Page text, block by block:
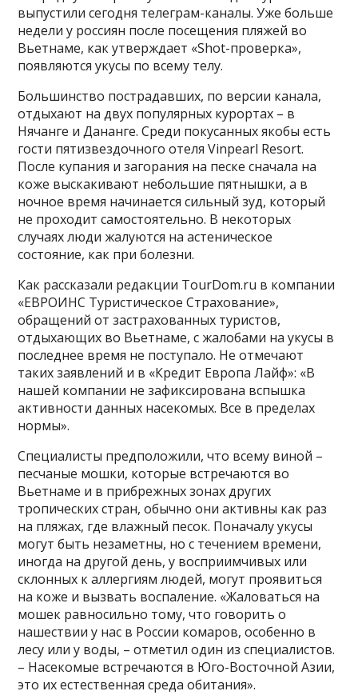
выпустили сегодня телеграм-каналы. Уже больше
недели у россиян после посещения пляжей во
Вьетнаме, как утверждает «Shot-проверка»,
появляются укусы по всему телу.
Большинство пострадавших, по версии канала,
отдыхают на двух популярных курортах – в
Нячанге и Дананге. Среди покусанных якобы есть
гости пятизвездочного отеля Vinpearl Resort.
После купания и загорания на песке сначала на
коже выскакивают небольшие пятнышки, а в
ночное время начинается сильный зуд, который
не проходит самостоятельно. В некоторых
случаях люди жалуются на астеническое
состояние, как при болезни.
Как рассказали редакции TourDom.ru в компании
«ЕВРОИНС Туристическое Страхование»,
обращений от застрахованных туристов,
отдыхающих во Вьетнаме, с жалобами на укусы в
последнее время не поступало. Не отмечают
таких заявлений и в «Кредит Европа Лайф»: «В
нашей компании не зафиксирована вспышка
активности данных насекомых. Все в пределах
нормы».
Специалисты предположили, что всему виной –
песчаные мошки, которые встречаются во
Вьетнаме и в прибрежных зонах других
тропических стран, обычно они активны как раз
на пляжах, где влажный песок. Поначалу укусы
могут быть незаметны, но с течением времени,
иногда на другой день, у восприимчивых или
склонных к аллергиям людей, могут проявиться
на коже и вызвать воспаление. «Жаловаться на
мошек равносильно тому, что говорить о
нашествии у нас в России комаров, особенно в
лесу или у воды, – отметил один из специалистов.
– Насекомые встречаются в Юго-Восточной Азии,
это их естественная среда обитания».